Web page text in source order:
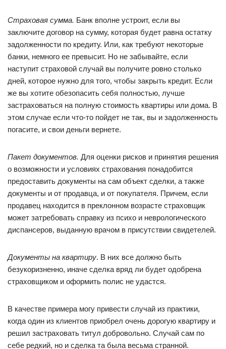
Страховая сумма. Банк вполне устроит, если вы
заключите договор на сумму, которая будет равна остатку
задолженности по кредиту. Или, как требуют некоторые
банки, немного ее превысит. Но не забывайте, если
наступит страховой случай вы получите ровно столько
дней, которое нужно для того, чтобы закрыть кредит. Если
же вы хотите обезопасить себя полностью, лучше
застраховаться на полную стоимость квартиры или дома. В
этом случае если что-то пойдет не так, вы и задолженность
погасите, и свои деньги вернете.
Пакет документов. Для оценки рисков и принятия решения
о возможности и условиях страхования понадобится
предоставить документы на сам объект сделки, а также
документы и от продавца, и от покупателя. Причем, если
продавец находится в преклонном возрасте страховщик
может затребовать справку из психо и неврологического
диспансеров, выданную врачом в присутствии свидетелей.
Документы на квартиру. В них все должно быть
безукоризненно, иначе сделка вряд ли будет одобрена
страховщиком и оформить полис не удастся.
В качестве примера могу привести случай из практики,
когда один из клиентов приобрел очень дорогую квартиру и
решил застраховать титул добровольно. Случай сам по
себе редкий, но и сделка та была весьма странной.